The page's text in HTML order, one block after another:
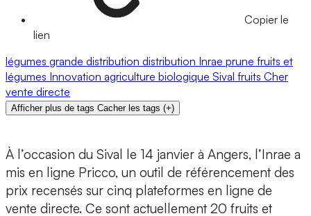
Copier le
lien
légumes grande distribution distribution Inrae prune fruits et
légumes Innovation agriculture biologique Sival fruits Cher
vente directe
Afficher plus de tags Cacher les tags (+)
À l’occasion du Sival le 14 janvier à Angers, l’Inrae a
mis en ligne Pricco, un outil de référencement des
prix recensés sur cinq plateformes en ligne de
vente directe. Ce sont actuellement 20 fruits et